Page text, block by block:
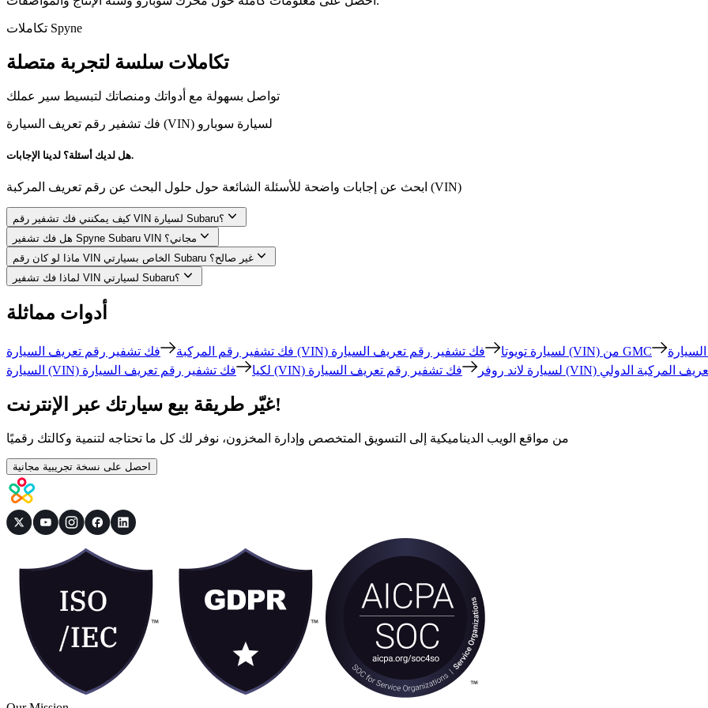
تكاملات Spyne
تكاملات سلسة لتجربة متصلة
تواصل بسهولة مع أدواتك ومنصاتك لتبسيط سير عملك
فك تشفير رقم تعريف السيارة (VIN) لسيارة سوبارو
هل لديك أسئلة؟ لدينا الإجابات.
ابحث عن إجابات واضحة للأسئلة الشائعة حول حلول البحث عن رقم تعريف المركبة (VIN)
كيف يمكنني فك تشفير رقم VIN لسيارة Subaru؟
هل فك تشفير Spyne Subaru VIN مجاني؟
ماذا لو كان رقم VIN الخاص بسيارتي Subaru غير صالح؟
لماذا فك تشفير VIN لسيارتي Subaru؟
أدوات مماثلة
فك تشفير رقم المركبة فك تشفير رقم تعريف السيارة (VIN) لسيارة تويوتا فك تشفير رقم تعريف السيارة (VIN) من GMC
السيارة (VIN) لكيا
فك تشفير رقم تعريف السيارة (VIN) لسيارة لاند روفر المركبة الدولي
غيّر طريقة بيع سيارتك عبر الإنترنت!
من مواقع الويب الديناميكية إلى التسويق المتخصص وإدارة المخزون، نوفر لك كل ما تحتاجه لتنمية وكالتك رقميًا
احصل على نسخة تجريبية مجانية